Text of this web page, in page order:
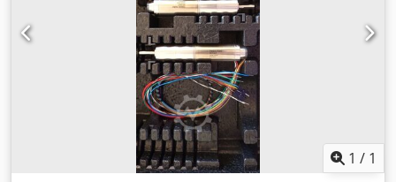
1 / 1